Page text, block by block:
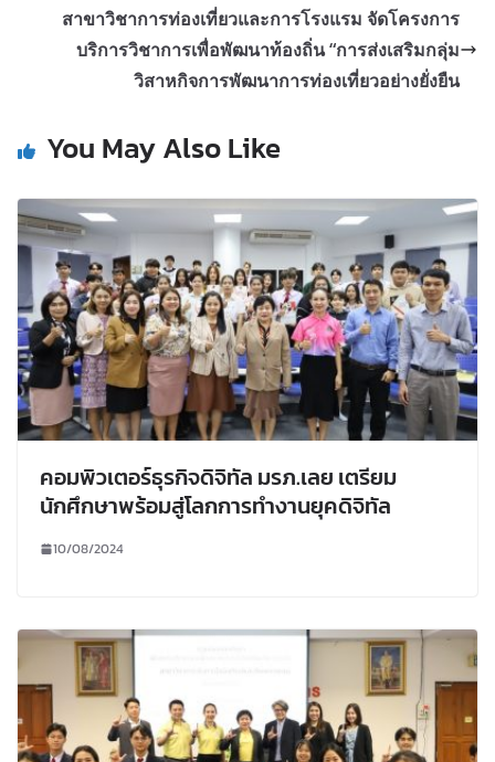
สาขาวิชาการท่องเที่ยวและการโรงแรม จัดโครงการ
บริการวิชาการเพื่อพัฒนาท้องถิ่น “การส่งเสริมกลุ่ม
วิสาหกิจการพัฒนาการท่องเที่ยวอย่างยั่งยืน
You May Also Like
คอมพิวเตอร์ธุรกิจดิจิทัล มรภ.เลย เตรียม
นักศึกษาพร้อมสู่โลกการทำงานยุคดิจิทัล
10/08/2024